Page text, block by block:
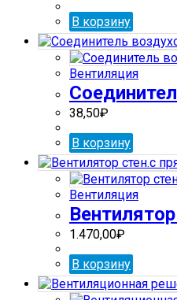
В корзину
Вентиляция
38,50₽
В корзину
Вентиляция
1.470,00₽
В корзину